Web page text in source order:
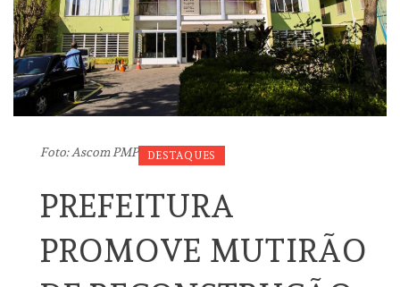
Foto: Ascom PMP DESTAQUES
PREFEITURA
PROMOVE MUTIRÃO